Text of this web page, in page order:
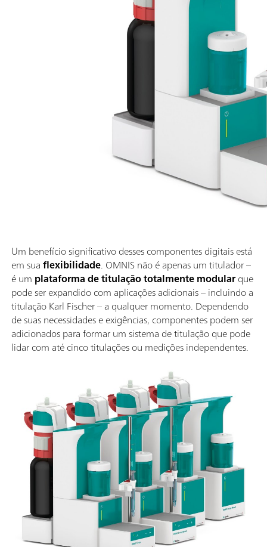
Um benefício significativo desses componentes digitais está
em suaflexibilidade. OMNIS não é apenas um titulador –
é um plataforma de titulação totalmente modularque
pode ser expandido com aplicações adicionais – incluindo a
titulação Karl Fischer – a qualquer momento. Dependendo
de suas necessidades e exigências, componentes podem ser
adicionados para formar um sistema de titulação que pode
lidar com até cinco titulações ou medições independentes.